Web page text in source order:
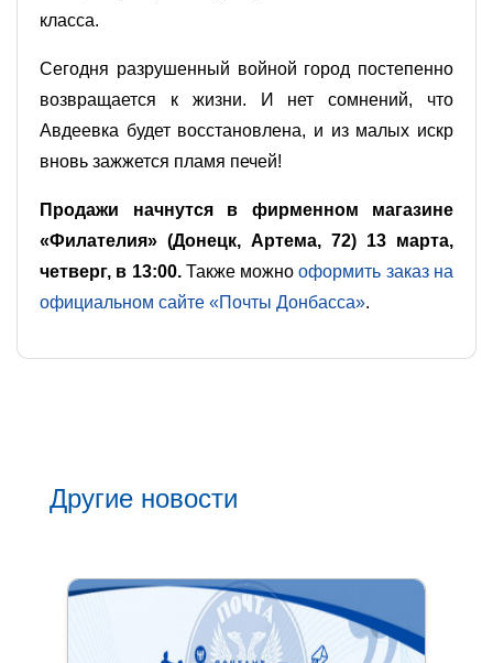
класса.
Сегодня разрушенный войной город постепенно
возвращается к жизни. И нет сомнений, что
Авдеевка будет восстановлена, и из малых искр
вновь зажжется пламя печей!
Продажи начнутся в фирменном магазине
«Филателия» (Донецк, Артема, 72) 13 марта,
четверг, в 13:00.Также можнооформить заказ на
официальном сайте «Почты Донбасса».
Другие новости